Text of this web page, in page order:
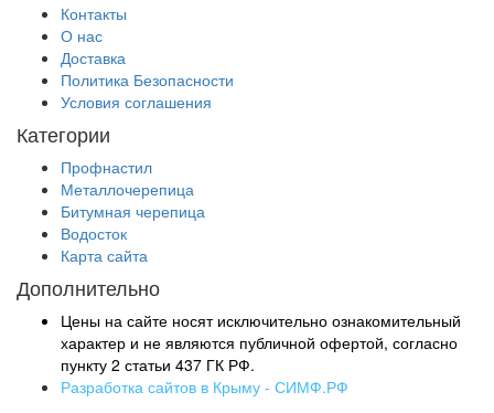
Контакты
О нас
Доставка
Политика Безопасности
Условия соглашения
Категории
Профнастил
Металлочерепица
Битумная черепица
Водосток
Карта сайта
Дополнительно
Цены на сайте носят исключительно ознакомительный
характер и не являются публичной офертой, согласно
пункту 2 статьи 437 ГК РФ.
Разработка сайтов в Крыму - СИМФ.РФ